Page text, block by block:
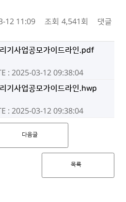
12 11:09 조회 4,541회
댓글
기사업공모가이드라인.pdf
: 2025-03-12 09:38:04
기사업공모가이드라인.hwp
: 2025-03-12 09:38:04
다음글
목록